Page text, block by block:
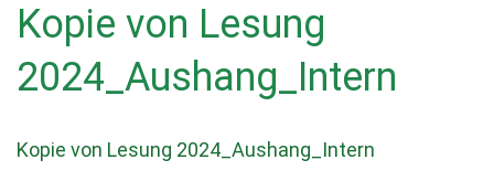
Kopie von Lesung
2024_Aushang_Intern
Kopie von Lesung 2024_Aushang_Intern